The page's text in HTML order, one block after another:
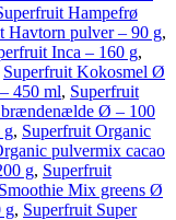
Hampefrø
Havtorn pulver – 90 g,
Inca – 160 g,
Superfruit Kokosmel Ø
450 ml, Superfruit
Ø – 100
g, Superfruit Organic
pulvermix cacao
g, Superfruit
Mix greens Ø
g, Superfruit Super